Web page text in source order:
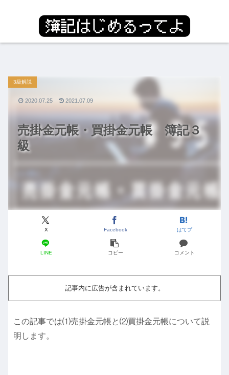
売掛金元帳・買掛金元帳 簿記３
級
3級解説
X Facebook はてブ
LINE コピー コメント
2020.07.25 2021.07.09
記事内に広告が含まれています。
この記事では⑴売掛金元帳と⑵買掛金元帳について説
明します。